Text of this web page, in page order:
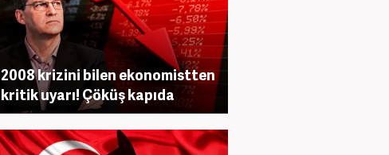
2008 krizini bilen ekonomistten
kritik uyarı! Çöküş kapıda